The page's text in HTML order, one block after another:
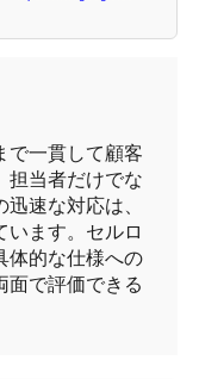
で一貫して顧客
担当者だけでな
速な対応は、
います。セルロ
体的な仕様への
面で評価できる